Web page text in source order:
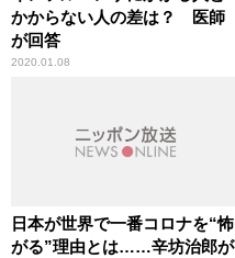
かからない人の差は？ 医師
が回答
2020.01.08
日本が世界で一番コロナを“怖
がる”理由とは……辛坊治郎が